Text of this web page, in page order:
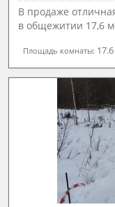
В продаже
в общежитии 17,6
Площадь комнаты: